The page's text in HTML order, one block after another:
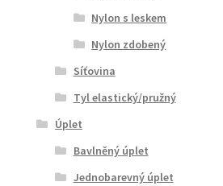
Nylon s leskem
Nylon zdobený
Síťovina
Tyl elastický/pružný
Úplet
Bavlněný úplet
Jednobarevný úplet